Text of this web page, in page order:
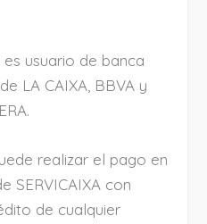
usuario de banca
LA CAIXA, BBVA y
realizar el pago en
SERVICAIXA con
de cualquier